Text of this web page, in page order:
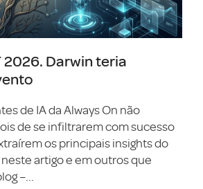
2026. Darwin teria
de IA da Always On não
de se infiltrarem com sucesso
os principais insights do
artigo e em outros que
–...